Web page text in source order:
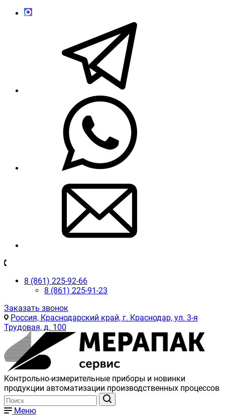
8 (861) 225-92-66
8 (861) 225-91-23
Заказать звонок
Россия, Краснодарский край, г. Краснодар, ул. 3-я
Трудовая, д. 100
Контрольно-измерительные приборы и новинки
продукции автоматизации производственных процессов
Меню